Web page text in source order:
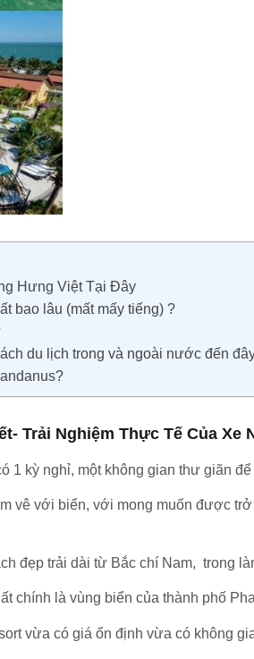
Hưng Việt Tại Đây
bao lâu (mất mấy tiếng) ?
du lịch trong và ngoài nước đến
Trải Nghiệm Thực Tế Của Xe
1 kỳ nghỉ, một không gian thư giãn
vê với biển, với mong muốn được
đẹp trải dài từ Bắc chí Nam, trong
là vùng biển của thành phố
vừa có giá ổn định vừa có không